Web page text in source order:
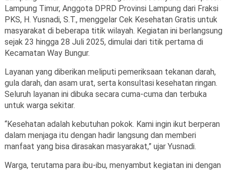
Lampung Timur, Anggota DPRD Provinsi Lampung dari Fraksi
PKS, H. Yusnadi, S.T., menggelar Cek Kesehatan Gratis untuk
masyarakat di beberapa titik wilayah. Kegiatan ini berlangsung
sejak 23 hingga 28 Juli 2025, dimulai dari titik pertama di
Kecamatan Way Bungur.
Layanan yang diberikan meliputi pemeriksaan tekanan darah,
gula darah, dan asam urat, serta konsultasi kesehatan ringan.
Seluruh layanan ini dibuka secara cuma-cuma dan terbuka
untuk warga sekitar.
“Kesehatan adalah kebutuhan pokok. Kami ingin ikut berperan
dalam menjaga itu dengan hadir langsung dan memberi
manfaat yang bisa dirasakan masyarakat,” ujar Yusnadi.
Warga, terutama para ibu-ibu, menyambut kegiatan ini dengan